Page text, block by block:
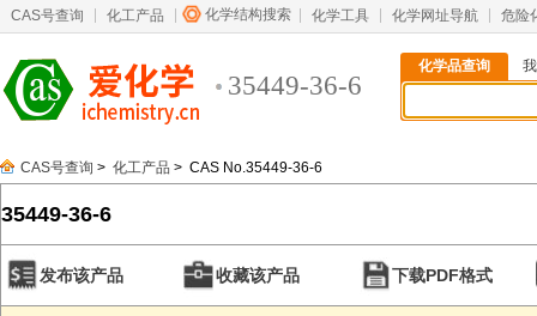
CAS号查询 化工产品 化学结构搜索 化学工具 化学网址导航 危险
35449-36-6
化学品查询
CAS号查询 > 化工产品 > CAS No.35449-36-6
35449-36-6
发布该产品 收藏该产品 下载PDF格式